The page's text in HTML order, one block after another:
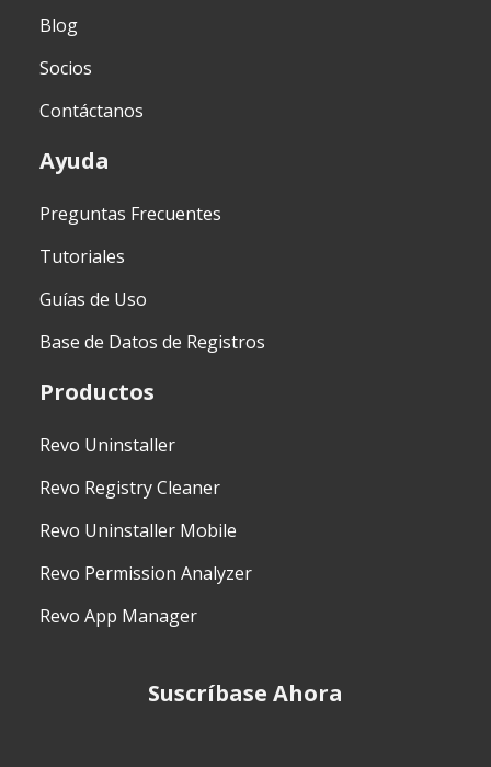
Blog
Socios
Contáctanos
Ayuda
Preguntas Frecuentes
Tutoriales
Guías de Uso
Base de Datos de Registros
Productos
Revo Uninstaller
Revo Registry Cleaner
Revo Uninstaller Mobile
Revo Permission Analyzer
Revo App Manager
Suscríbase Ahora